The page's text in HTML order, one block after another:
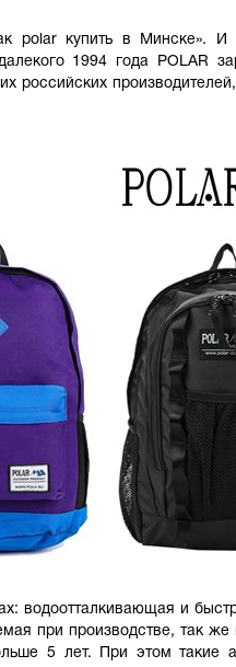
polar купить в Минске». И
1994 года
POLAR
российских
водоотталкивающая и
при производстве, так же
5 лет. При этом такие